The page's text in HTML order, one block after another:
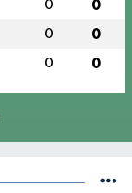
0 0
0 0
0 0